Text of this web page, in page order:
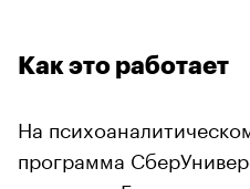
Как это работает
На
программа